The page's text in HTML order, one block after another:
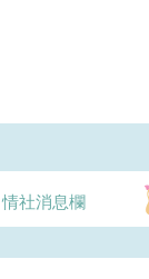
情社消息欄